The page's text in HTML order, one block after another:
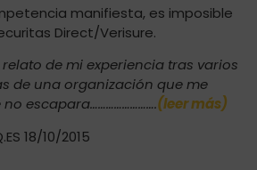
manifiesta, es imposible
Direct/Verisure.
de mi experiencia tras varios
de una organización que me
escapara…………………….(leer más)
18/10/2015